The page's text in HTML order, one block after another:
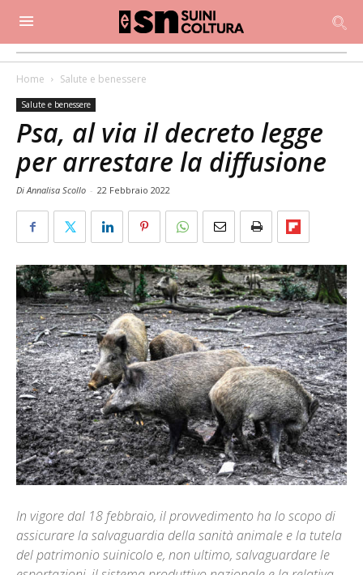
Home Salute e benessere
Salute e benessere
Psa, al via il decreto legge
per arrestare la diffusione
Di Annalisa Scollo - 22 Febbraio 2022
In vigore dal 18 febbraio, il provvedimento ha lo scopo di
assicurare la salvaguardia della sanità animale e la tutela
del patrimonio suinicolo e, non ultimo, salvaguardare le